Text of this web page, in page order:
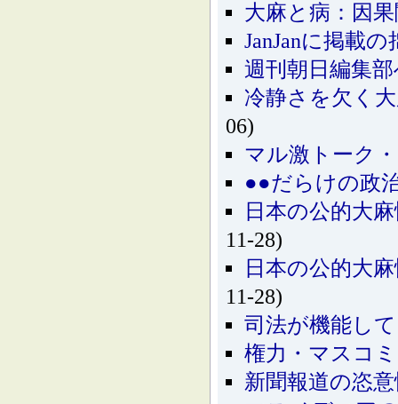
大麻と病：因
JanJanに掲載
週刊朝日編集
冷静さを欠く
06)
マル激トーク
●●だらけの政
日本の公的大
11-28)
日本の公的大
11-28)
司法が機能し
権力・マスコ
新聞報道の恣